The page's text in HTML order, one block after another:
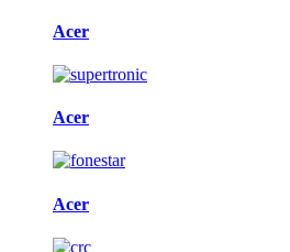
Acer
Acer
Acer